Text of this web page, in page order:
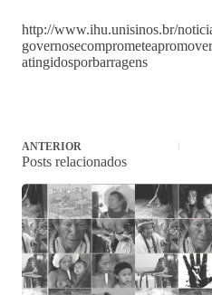
http://www.ihu.unisinos.br/
atingidosporbarragens
ANTERIOR
Posts relacionados